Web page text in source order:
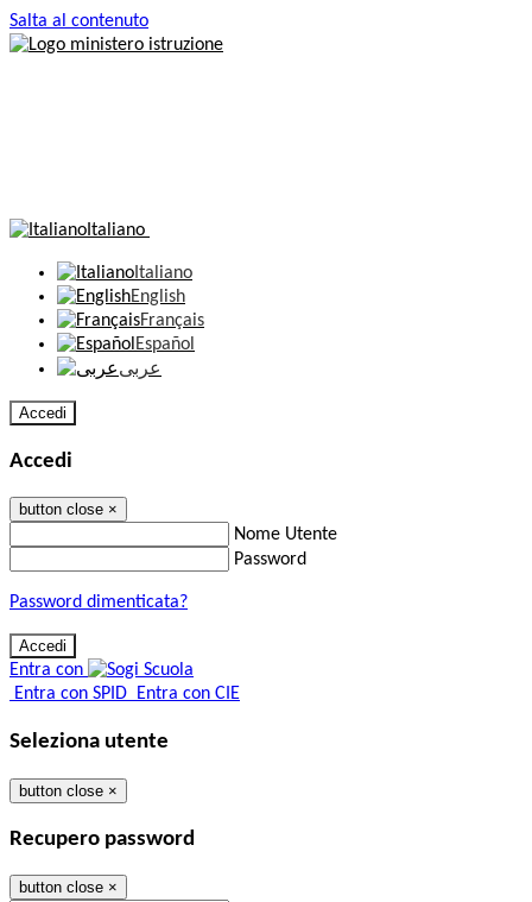
Salta al contenuto
Italiano
Italiano
English
Français
Español
عربى
Accedi
Accedi
button close ×
Nome Utente
Password
Password dimenticata?
Entra con
Entra con SPID Entra con CIE
Seleziona utente
button close ×
Recupero password
button close ×